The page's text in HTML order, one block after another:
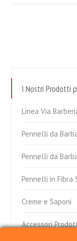
I Nostri Prodotti
Linea Via
Pennelli da
Pennelli da
Pennelli in Fibra
Creme e Saponi
Accessori